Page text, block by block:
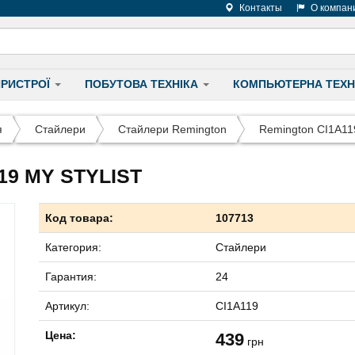
Контакты О
ПОБУТОВА ТЕХНІКА КОМПЬЮТЕРНА
Стайлери Стайлери Remington Remington
MY STYLIST
Код товара: 107713
Категория: Стайлери
Гарантия: 24
Артикул: CI1A119
Цена: 439 грн